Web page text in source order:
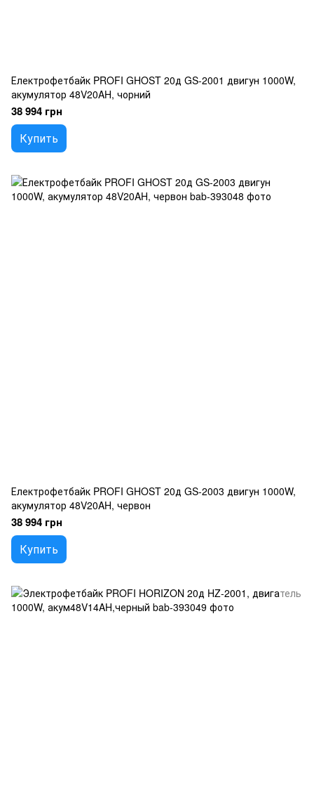
Електрофетбайк PROFI GHOST 20д GS-2001 двигун 1000W,
акумулятор 48V20AH, чорний
38 994 грн
Купить
Електрофетбайк PROFI GHOST 20д GS-2003 двигун 1000W,
акумулятор 48V20AH, червон
38 994 грн
Купить